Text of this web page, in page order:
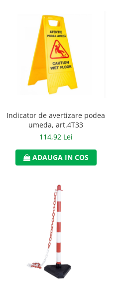
Imbracaminte Femei
Jachete de iarna
Jachete/Bluze Salopeta
Pantaloni cu pieptar
Pantaloni scurti
Pelerine de ploaie
Protectie termica
Sorturi de protectie
Lucru la Inaltime
Indicator de avertizare podea
umeda, art.4T33
114,92 Lei
ADAUGA IN COS